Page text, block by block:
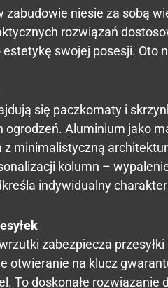
zabudowie niesie za sobą
rozwiązań
swojej posesji. Oto
się paczkomaty i
ogrodzeń. Aluminium jako
z minimalistyczną
kolumn –
indywidualny
zabezpiecza
otwieranie na klucz
To doskonałe